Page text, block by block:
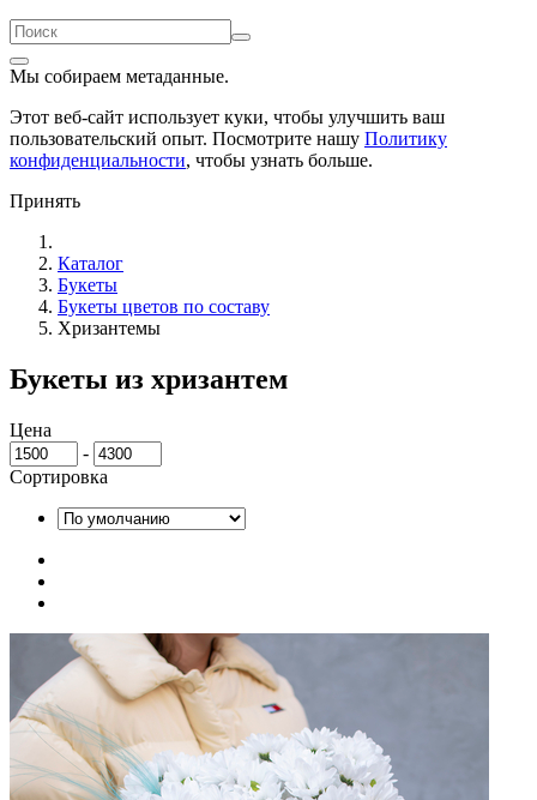
Мы собираем метаданные.
Этот веб-сайт использует куки, чтобы улучшить ваш
пользовательский опыт. Посмотрите нашу Политику
конфиденциальности, чтобы узнать больше.
Принять
Каталог
Букеты
Букеты цветов по составу
Хризантемы
Букеты из хризантем
Цена
-
Сортировка